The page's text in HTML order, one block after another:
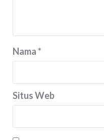
Nama*
Situs Web